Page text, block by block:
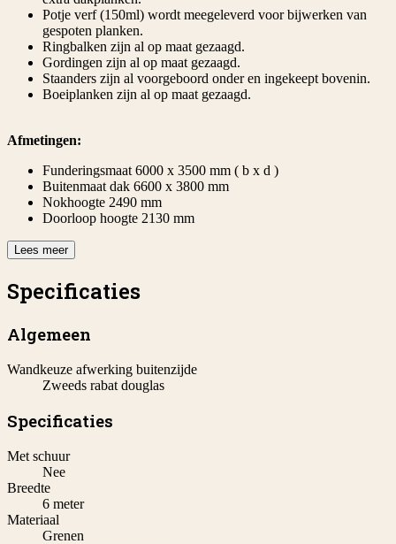
Potje verf (150ml) wordt meegeleverd voor bijwerken van
gespoten planken.
Ringbalken zijn al op maat gezaagd.
Gordingen zijn al op maat gezaagd.
Staanders zijn al voorgeboord onder en ingekeept bovenin.
Boeiplanken zijn al op maat gezaagd.
Afmetingen:
Funderingsmaat 6000 x 3500 mm ( b x d )
Buitenmaat dak 6600 x 3800 mm
Nokhoogte 2490 mm
Doorloop hoogte 2130 mm
Lees meer
Specificaties
Algemeen
Wandkeuze afwerking buitenzijde
Zweeds rabat douglas
Specificaties
Met schuur
Nee
Breedte
6 meter
Materiaal
Grenen